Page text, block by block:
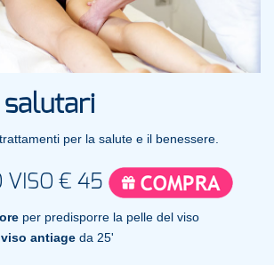
salutari
per la salute e il benessere.
VISO € 45
per predisporre la pelle del viso
antiage da 25'